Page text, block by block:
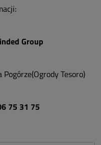
Group
Tesoro)
75 31 75